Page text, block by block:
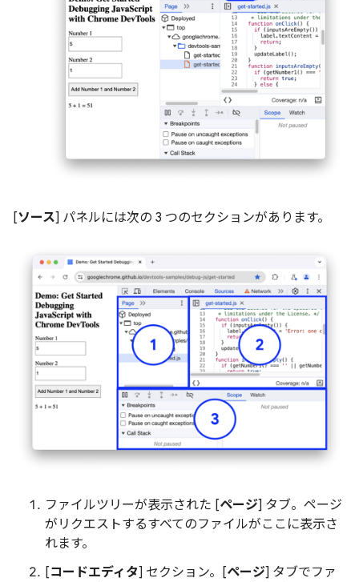
[ソース] パネルには次の 3 つのセクションがあります。
ファイルツリーが表示された [ページ] タブ。ページ
がリクエストするすべてのファイルがここに表示さ
れます。
[コードエディタ] セクション。[ページ] タブでファ